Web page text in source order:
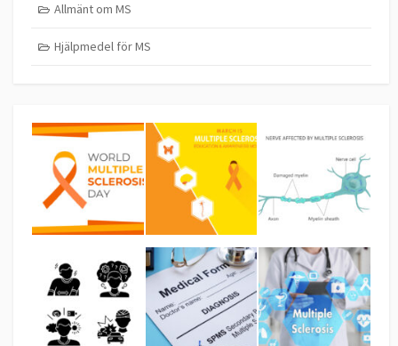
Allmänt om MS
Hjälpmedel för MS